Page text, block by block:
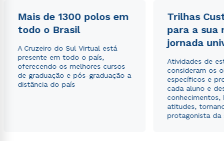
Mais de 1300 polos em
todo o Brasil
A Cruzeiro do Sul Virtual está
presente em todo o país,
oferecendo os melhores cursos
de graduação e pós-graduação a
distância do país
Trilhas
para a sua
jornada
Atividades de
consideram os
específicos e
cada aluno e
conhecimentos,
atitudes,
protagonista da
Estou de acordo com aPolítica de Privacidade.e
autorizo que meus dados sejam utilizados para o
envio de conteúdos da Cruzeiro do Sul.